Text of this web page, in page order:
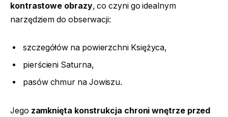
kontrastowe obrazy, co czyni go idealnym
narzędziem do obserwacji:
szczegółów na powierzchni Księżyca,
pierścieni Saturna,
pasów chmur na Jowiszu.
Jego zamknięta konstrukcja chroni wnętrze przed